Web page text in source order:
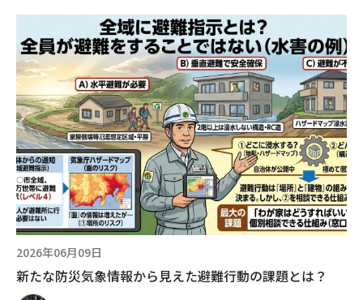
2026年06月09日
新たな防災気象情報から見えた避難行動の課題とは？